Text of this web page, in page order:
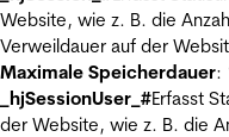
Website, wie z. B. die
Verweildauer auf der
Maximale Speicherdauer:
_hjSessionUser_#Erfasst
der Website, wie z. B. die